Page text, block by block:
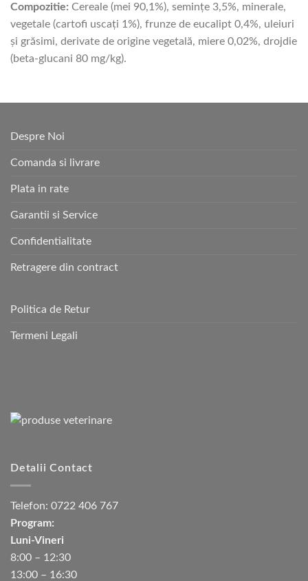
Compozitie: Cereale (mei 90,1%), semințe 3,5%, minerale,
vegetale (cartofi uscați 1%), frunze de eucalipt 0,4%, uleiuri
și grăsimi, derivate de origine vegetală, miere 0,02%, drojdie
(beta-glucani 80 mg/kg).
Despre Noi
Comanda si livrare
Plata in rate
Garantii si Service
Confidentialitate
Retragere din contract
Politica de Retur
Termeni Legali
Detalii Contact
Telefon: 0722 406 767
Program:
Luni-Vineri
8:00 – 12:30
13:00 – 16:30